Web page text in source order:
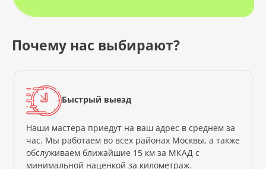
Почему нас выбирают?
Быстрый выезд
Наши мастера приедут на ваш адрес в среднем за
час. Мы работаем во всех районах Москвы, а также
обслуживаем ближайшие 15 км за МКАД с
минимальной наценкой за километраж.